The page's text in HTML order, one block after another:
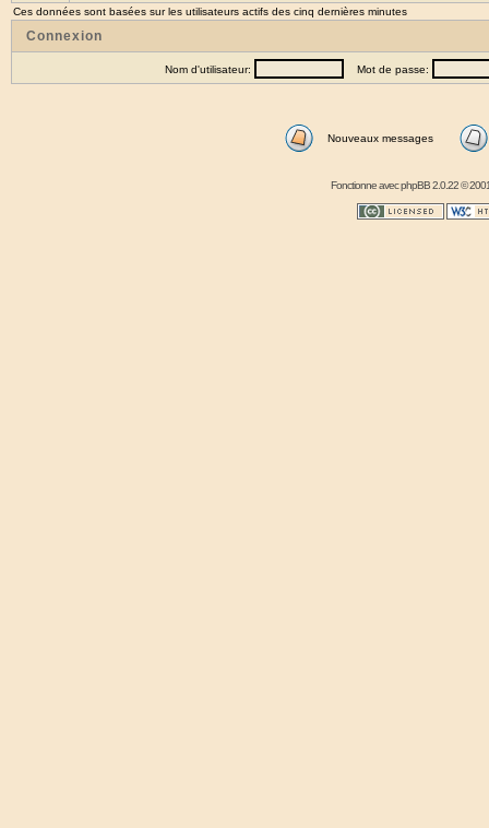
Ces données sont basées sur les utilisateurs actifs des cinq dernières minutes
Connexion
Nom d'utilisateur: Mot de passe:
Nouveaux messages
Fonctionne avecphpBB2.0.22 ©